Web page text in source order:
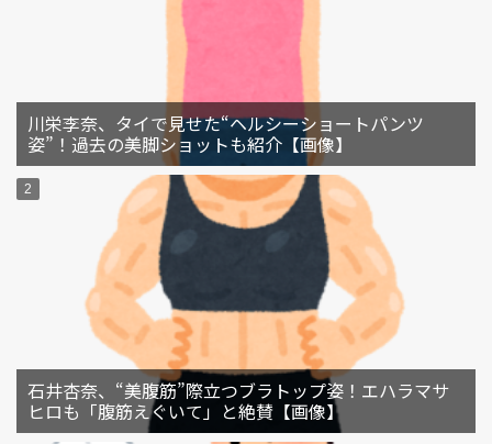
川栄李奈、タイで見せた“ヘルシーショートパンツ
姿”！過去の美脚ショットも紹介【画像】
石井杏奈、“美腹筋”際立つブラトップ姿！エハラマサ
ヒロも「腹筋えぐいて」と絶賛【画像】